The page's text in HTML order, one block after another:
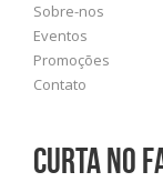
Sobre-nos
Eventos
Promoções
Contato
Curta no